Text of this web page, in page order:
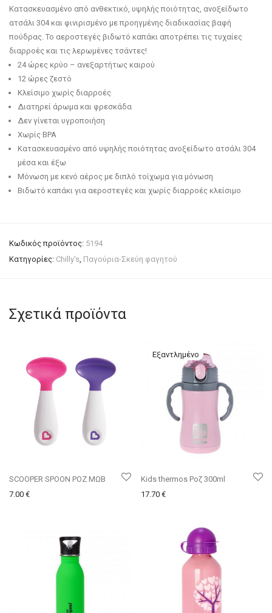
Κατασκευασμένο από ανθεκτικό, υψηλής ποιότητας, ανοξείδωτο
ατσάλι 304 και φινιρισμένο με προηγμένης διαδικασίας βαφή
πούδρας. Το αεροστεγές βιδωτό καπάκι αποτρέπει τις τυχαίες
διαρροές και τις λερωμένες τσάντες!
24 ώρες κρύο – ανεξαρτήτως καιρού
12 ώρες ζεστό
Κλείσιμο χωρίς διαρροές
Διατηρεί άρωμα και φρεσκάδα
Δεν γίνεται υγροποιήση
Χωρίς BPA
Κατασκευασμένο από υψηλής ποιότητας ανοξείδωτο ατσάλι 304
μέσα και έξω
Μόνωση με κενό αέρος με διπλό τοίχωμα για μόνωση
Βιδωτό καπάκι για αεροστεγές και χωρίς διαρροές κλείσιμο
Κωδικός προϊόντος: 5194
Κατηγορίες: Chilly's Παγούρια-Σκεύη φαγητού
Σχετικά προϊόντα
SCOOPER SPOON ΡΟΖ ΜΩΒ
7.00 €
Kids thermos Ροζ 300ml
17.70 €